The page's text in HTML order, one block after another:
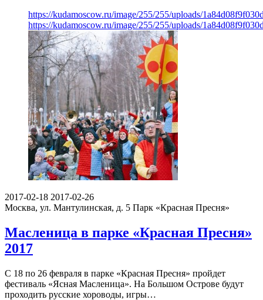
https://kudamoscow.ru/image/255/255/uploads/
https://kudamoscow.ru/image/255/255/uploads/
2017-02-18 2017-02-26
Москва, ул. Мантулинская, д. 5 Парк «Красная Пресня»
Масленица в парке «Красная Пресня»
2017
С 18 по 26 февраля в парке «Красная Пресня» пройдет
фестиваль «Ясная Масленица». На Большом Острове будут
проходить русские хороводы, игры…